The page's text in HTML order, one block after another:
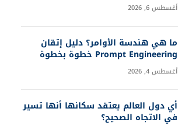
أغسطس 6, 2026
ما هي هندسة الأوامر؟ دليل إتقان
Prompt Engineering خطوة بخطوة
أغسطس 4, 2026
أي دول العالم يعتقد سكانها أنها تسير
في الاتجاه الصحيح؟